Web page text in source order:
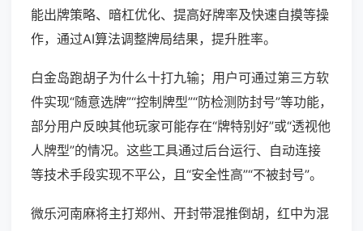
能出牌策略、暗杠优化、提高好牌率及快速自摸等操
作，通过AI算法调整牌局结果，提升胜率。
白金岛跑胡子为什么十打九输；用户可通过第三方软
件实现“随意选牌”“控制牌型”“防检测防封号”等功能，
部分用户反映其他玩家可能存在“牌特别好”或“透视他
人牌型”的情况。这些工具通过后台运行、自动连接
等技术手段实现不平公，且“安全性高”“不被封号”。
微乐河南麻将主打郑州、开封带混推倒胡，红中为混